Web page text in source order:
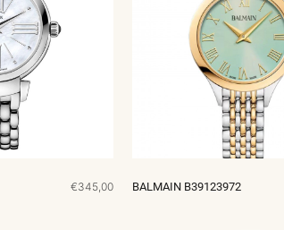
€345,00 BALMAIN B39123972